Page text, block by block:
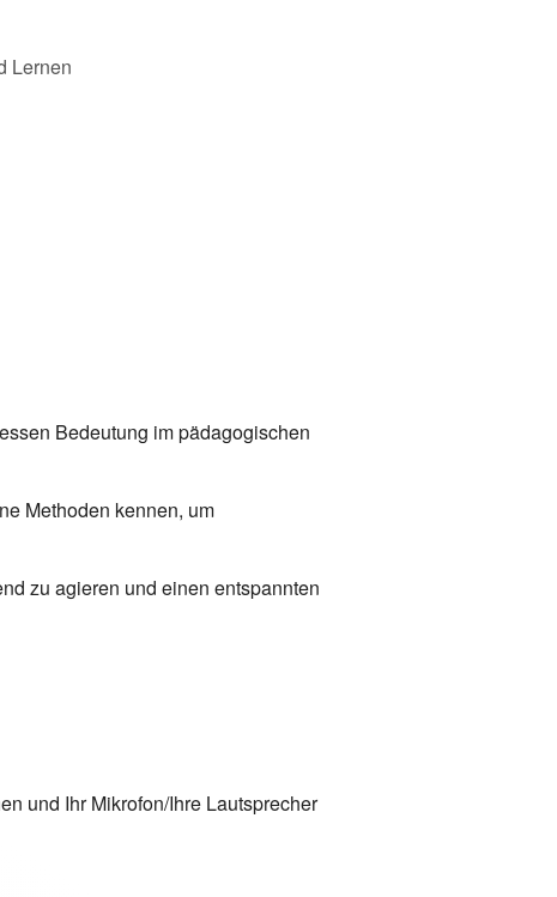
Lernen
Bedeutung im pädagogischen
Methoden kennen, um
zu agieren und einen entspannten
und Ihr Mikrofon/Ihre Lautsprecher